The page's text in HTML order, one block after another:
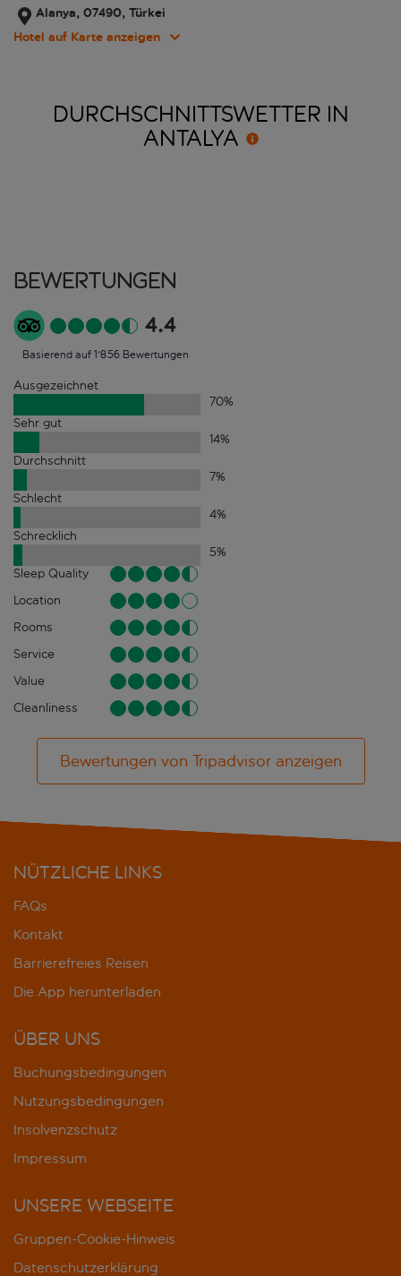
Alanya, 07490, Türkei
Hotel auf Karte anzeigen
DURCHSCHNITTSWETTER IN
ANTALYA
Bewertungen
4.4
Basierend auf 1'856 Bewertungen
Ausgezeichnet
70%
Sehr gut
14%
Durchschnitt
7%
Schlecht
4%
Schrecklich
5%
Sleep Quality
Location
Rooms
Service
Value
Cleanliness
Bewertungen von Tripadvisor anzeigen
NÜTZLICHE LINKS
FAQs
Kontakt
Barrierefreies Reisen
Die App herunterladen
ÜBER UNS
Buchungsbedingungen
Nutzungsbedingungen
Insolvenzschutz
Impressum
UNSERE WEBSEITE
Gruppen-Cookie-Hinweis
Datenschutzerklärung